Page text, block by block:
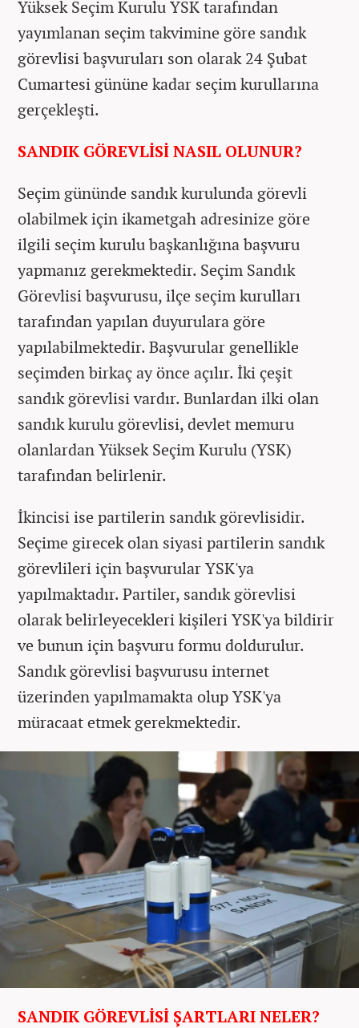
Yüksek Seçim Kurulu YSK tarafından
yayımlanan seçim takvimine göre sandık
görevlisi başvuruları son olarak 24 Şubat
Cumartesi gününe kadar seçim kurullarına
gerçekleşti.
SANDIK GÖREVLİSİ NASIL OLUNUR?
Seçim gününde sandık kurulunda görevli
olabilmek için ikametgah adresinize göre
ilgili seçim kurulu başkanlığına başvuru
yapmanız gerekmektedir. Seçim Sandık
Görevlisi başvurusu, ilçe seçim kurulları
tarafından yapılan duyurulara göre
yapılabilmektedir. Başvurular genellikle
seçimden birkaç ay önce açılır. İki çeşit
sandık görevlisi vardır. Bunlardan ilki olan
sandık kurulu görevlisi, devlet memuru
olanlardan Yüksek Seçim Kurulu (YSK)
tarafından belirlenir.
İkincisi ise partilerin sandık görevlisidir.
Seçime girecek olan siyasi partilerin sandık
görevlileri için başvurular YSK'ya
yapılmaktadır. Partiler, sandık görevlisi
olarak belirleyecekleri kişileri YSK'ya bildirir
ve bunun için başvuru formu doldurulur.
Sandık görevlisi başvurusu internet
üzerinden yapılmamakta olup YSK'ya
müracaat etmek gerekmektedir.
SANDIK GÖREVLİSİ ŞARTLARI NELER?